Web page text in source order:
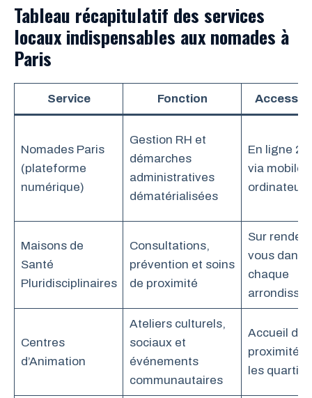
Tableau récapitulatif des services
locaux indispensables aux nomades à
Paris
Service Fonction
Nomades Paris
(plateforme
numérique)
Gestion RH et
démarches
administratives
dématérialisées
En ligne
via mobile
ordinateur
Maisons de
Santé
Pluridisciplinaires
Consultations,
prévention et soins
de proximité
Sur rendez-
vous dans
chaque
Centres
d’Animation
Ateliers culturels,
sociaux et
événements
communautaires
Accueil de
proximité
les